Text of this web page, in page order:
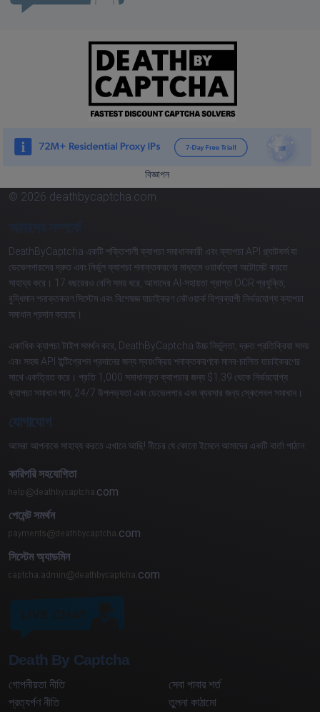
বিজ্ঞাপন
© 2026 deathbycaptcha.com
DeathByCaptcha একটি শক্তিশালী ক্যাপচা সমাধানকারী এবং ক্যাপচা API প্ল্যাটফর্ম যা
ডেভেলপারদের দ্রুত এবং নির্ভুল ক্যাপচা শনাক্তকরণের মাধ্যমে ওয়ার্কফ্লো অটোমেট করতে
সাহায্য করে। 17 বছরেরও বেশি সময় ধরে, আমাদের AI-সহায়তা প্রাপ্ত OCR প্রযুক্তি,
বুদ্ধিমান শনাক্তকরণ সিস্টেম এবং বিশেষজ্ঞ যাচাইকরণ নেটওয়ার্ক বিশ্বব্যাপী নির্ভরযোগ্য ক্যাপচা
সমাধান প্রদান করেছে।
একাধিক ক্যাপচা টাইপ সমর্থন করে, DeathByCaptcha উচ্চ নির্ভুলতা, দ্রুত প্রতিক্রিয়া সময়
এবং সহজ API ইন্টিগ্রেশন প্রদানের জন্য স্বয়ংক্রিয় শনাক্তকরণকে মানব-চালিত যাচাইকরণের
সাথে একত্রিত করে। প্রতি 1,000 সমাধানকৃত ক্যাপচার জন্য $1.39 থেকে নির্ভরযোগ্য
ক্যাপচা সমাধান পান, 24/7 উপলভ্যতা এবং ডেভেলপার এবং ব্যবসার জন্য স্কেলেবল সমাধান।
যোগাযোগ
আমরা আপনাকে সাহায্য করতে এখানে আছি! নীচের যে কোনো ইমেলে আমাদের একটি বার্তা পাঠান:
কারিগরি সহযোগিতা
com
পেমেন্ট সমর্থন
com
সিস্টেম অ্যাডমিন
com
Death By Captcha
গোপনীয়তা নীতি
সেবা পাবার শর্ত
প্রত্যর্পণ নীতি
তুলনা কাঠামো